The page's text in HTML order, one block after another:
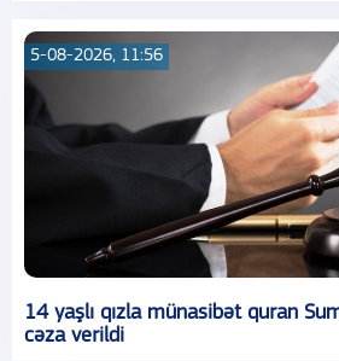
5-08-2026, 11:56
14 yaşlı qızla münasibət quran
cəza verildi